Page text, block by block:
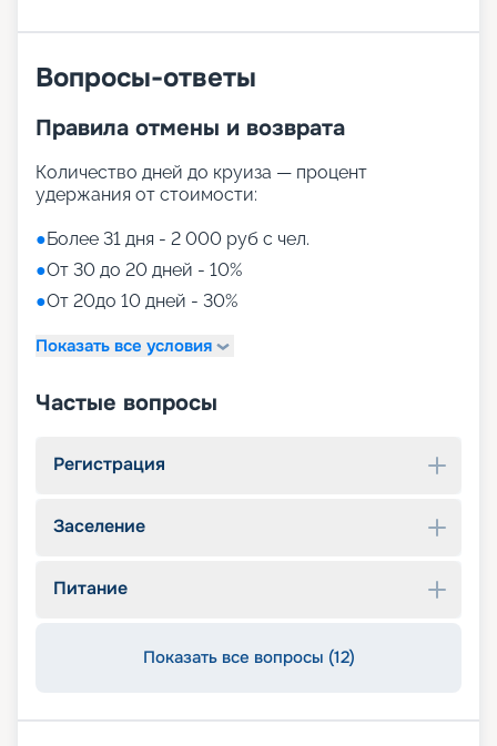
Вопросы-ответы
Правила отмены и возврата
Количество дней до круиза — процент
удержания от стоимости:
●Более 31 дня - 2 000 руб с чел.
●От 30 до 20 дней - 10%
●От 20до 10 дней - 30%
Показать все условия
Частые вопросы
Регистрация
Заселение
Питание
Показать все вопросы (12)